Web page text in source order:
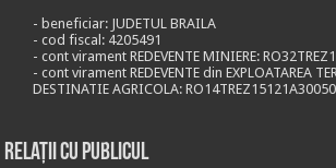
- beneficiar: JUDETUL BRAILA
- cod fiscal: 4205491
- cont virament REDEVENTE MINIERE:
- cont virament REDEVENTE din EXPLOATAREA
DESTINATIE AGRICOLA:
Relații cu publicul